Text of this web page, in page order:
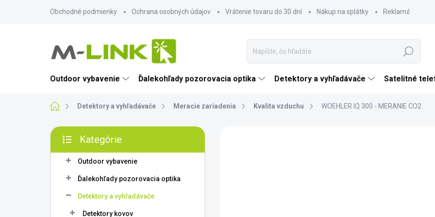
Obchodné podmienky Ochrana osobných údajov Vrátenie tovaru do 30 dní Nákup na splátky Reklamácia
Hľadať
Outdoor vybavenie Ďalekohľady pozorovacia optika Detektory a vyhľadávače Satelitné
DomovDetektory a vyhľadávače Meracie zariadenia Kvalita vzduchu WOEHLER IQ 300 - MERANIE CO2
B
č
kategórie
Kategórie
Outdoor vybavenie
Ďalekohľady pozorovacia optika
Detektory a vyhľadávače
Detektory kovov